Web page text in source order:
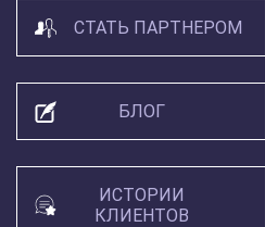
СТАТЬ ПАРТНЕРОМ
БЛОГ
ИСТОРИИ
КЛИЕНТОВ